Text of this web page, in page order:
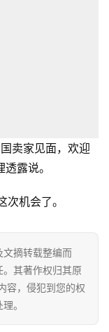
卖家见面，欢迎
露说。
机会了。
文摘转载整编而
。其著作权归其原
容，侵犯到您的权
。